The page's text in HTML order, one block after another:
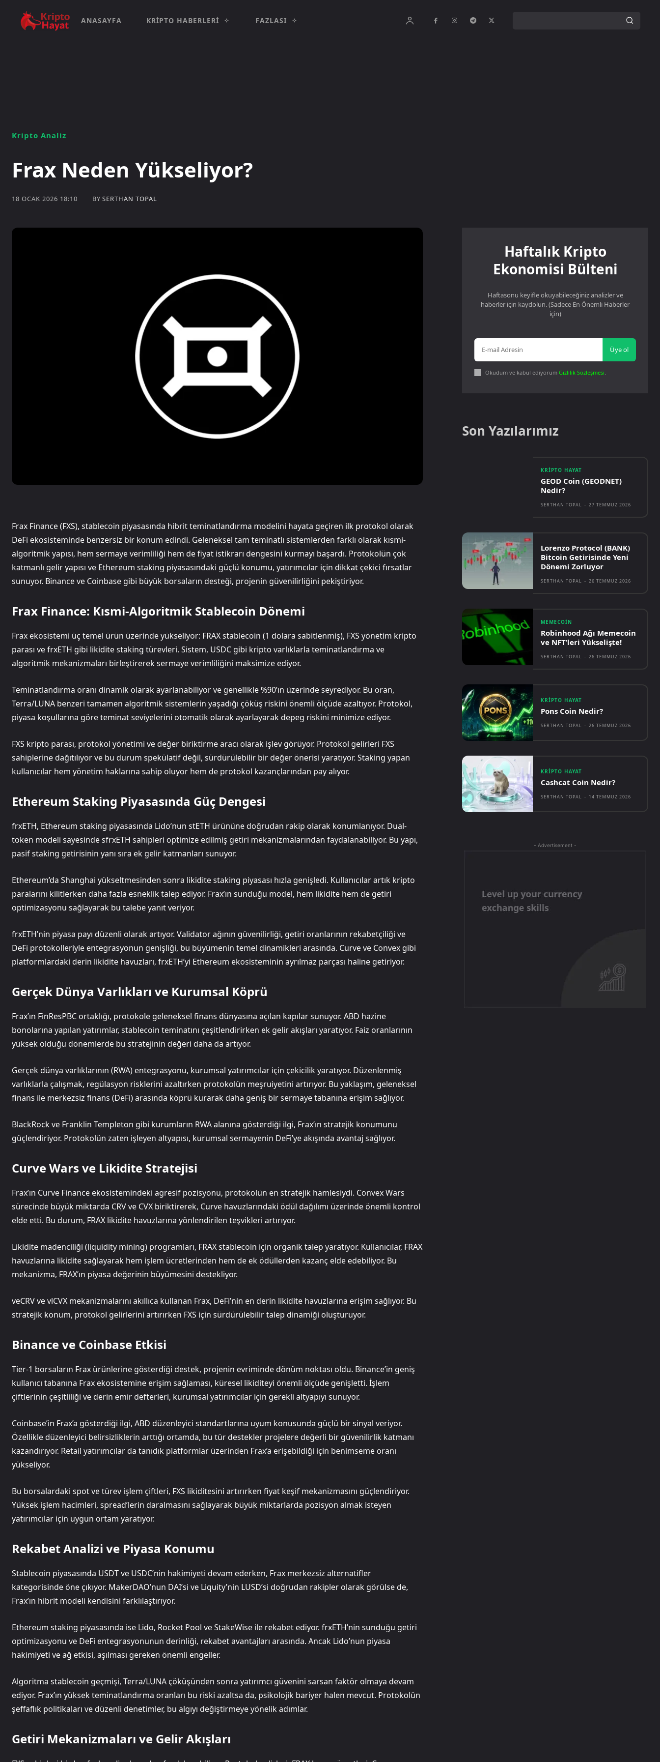
ANASAYFA KRIPTO HABERLERI FAZLASI
Kripto Analiz
Frax Neden Yükseliyor?
18 OCAK 2026 18:10 BY SERTHAN TOPAL
Frax Finance (FXS), stablecoin piyasasında hibrit teminatlandırma modelini hayata geçiren ilk protokol olarak
DeFi ekosisteminde benzersiz bir konum edindi. Geleneksel tam teminatlı sistemlerden farklı olarak kısmi-
algoritmik yapısı, hem sermaye verimliliği hem de fiyat istikrarı dengesini kurmayı başardı. Protokolün çok
katmanlı gelir yapısı ve Ethereum staking piyasasındaki güçlü konumu, yatırımcılar için dikkat çekici fırsatlar
sunuyor. Binance ve Coinbase gibi büyük borsaların desteği, projenin güvenilirliğini pekiştiriyor.
Frax Finance: Kısmi-Algoritmik Stablecoin Dönemi
Frax ekosistemi üç temel ürün üzerinde yükseliyor: FRAX stablecoin (1 dolara sabitlenmiş), FXS yönetim kripto
parası ve frxETH gibi likidite staking türevleri. Sistem, USDC gibi kripto varlıklarla teminatlandırma ve
algoritmik mekanizmaları birleştirerek sermaye verimliliğini maksimize ediyor.
Teminatlandırma oranı dinamik olarak ayarlanabiliyor ve genellikle %90’ın üzerinde seyrediyor. Bu oran,
Terra/LUNA benzeri tamamen algoritmik sistemlerin yaşadığı çöküş riskini önemli ölçüde azaltıyor. Protokol,
piyasa koşullarına göre teminat seviyelerini otomatik olarak ayarlayarak depeg riskini minimize ediyor.
FXS kripto parası, protokol yönetimi ve değer biriktirme aracı olarak işlev görüyor. Protokol gelirleri FXS
sahiplerine dağıtılıyor ve bu durum spekülatif değil, sürdürülebilir bir değer önerisi yaratıyor. Staking yapan
kullanıcılar hem yönetim haklarına sahip oluyor hem de protokol kazançlarından pay alıyor.
Ethereum Staking Piyasasında Güç Dengesi
frxETH, Ethereum staking piyasasında Lido’nun stETH ürününe doğrudan rakip olarak konumlanıyor. Dual-
token modeli sayesinde sfrxETH sahipleri optimize edilmiş getiri mekanizmalarından faydalanabiliyor. Bu yapı,
pasif staking getirisinin yanı sıra ek gelir katmanları sunuyor.
Ethereum’da Shanghai yükseltmesinden sonra likidite staking piyasası hızla genişledi. Kullanıcılar artık kripto
paralarını kilitlerken daha fazla esneklik talep ediyor. Frax’ın sunduğu model, hem likidite hem de getiri
optimizasyonu sağlayarak bu talebe yanıt veriyor.
frxETH’nin piyasa payı düzenli olarak artıyor. Validator ağının güvenilirliği, getiri oranlarının rekabetçiliği ve
DeFi protokolleriyle entegrasyonun genişliği, bu büyümenin temel dinamikleri arasında. Curve ve Convex gibi
platformlardaki derin likidite havuzları, frxETH’yi Ethereum ekosisteminin ayrılmaz parçası haline getiriyor.
Gerçek Dünya Varlıkları ve Kurumsal Köprü
Frax’ın FinResPBC ortaklığı, protokole geleneksel finans dünyasına açılan kapılar sunuyor. ABD hazine
bonolarına yapılan yatırımlar, stablecoin teminatını çeşitlendirirken ek gelir akışları yaratıyor. Faiz oranlarının
yüksek olduğu dönemlerde bu stratejinin değeri daha da artıyor.
Gerçek dünya varlıklarının (RWA) entegrasyonu, kurumsal yatırımcılar için çekicilik yaratıyor. Düzenlenmiş
varlıklarla çalışmak, regülasyon risklerini azaltırken protokolün meşruiyetini artırıyor. Bu yaklaşım, geleneksel
finans ile merkezsiz finans (DeFi) arasında köprü kurarak daha geniş bir sermaye tabanına erişim sağlıyor.
BlackRock ve Franklin Templeton gibi kurumların RWA alanına gösterdiği ilgi, Frax’ın stratejik konumunu
güçlendiriyor. Protokolün zaten işleyen altyapısı, kurumsal sermayenin DeFi’ye akışında avantaj sağlıyor.
Curve Wars ve Likidite Stratejisi
Frax’ın Curve Finance ekosistemindeki agresif pozisyonu, protokolün en stratejik hamlesiydi. Convex Wars
sürecinde büyük miktarda CRV ve CVX biriktirerek, Curve havuzlarındaki ödül dağılımı üzerinde önemli kontrol
elde etti. Bu durum, FRAX likidite havuzlarına yönlendirilen teşvikleri artırıyor.
Likidite madenciliği (liquidity mining) programları, FRAX stablecoin için organik talep yaratıyor. Kullanıcılar, FRAX
havuzlarına likidite sağlayarak hem işlem ücretlerinden hem de ek ödüllerden kazanç elde edebiliyor. Bu
mekanizma, FRAX’ın piyasa değerinin büyümesini destekliyor.
veCRV ve vlCVX mekanizmalarını akıllıca kullanan Frax, DeFi’nin en derin likidite havuzlarına erişim sağlıyor. Bu
stratejik konum, protokol gelirlerini artırırken FXS için sürdürülebilir talep dinamiği oluşturuyor.
Binance ve Coinbase Etkisi
Tier-1 borsaların Frax ürünlerine gösterdiği destek, projenin evriminde dönüm noktası oldu. Binance’in geniş
kullanıcı tabanına Frax ekosistemine erişim sağlaması, küresel likiditeyi önemli ölçüde genişletti. İşlem
çiftlerinin çeşitliliği ve derin emir defterleri, kurumsal yatırımcılar için gerekli altyapıyı sunuyor.
Coinbase’in Frax’a gösterdiği ilgi, ABD düzenleyici standartlarına uyum konusunda güçlü bir sinyal veriyor.
Özellikle düzenleyici belirsizliklerin arttığı ortamda, bu tür destekler projelere değerli bir güvenilirlik katmanı
kazandırıyor. Retail yatırımcılar da tanıdık platformlar üzerinden Frax’a erişebildiği için benimseme oranı
yükseliyor.
Bu borsalardaki spot ve türev işlem çiftleri, FXS likiditesini artırırken fiyat keşif mekanizmasını güçlendiriyor.
Yüksek işlem hacimleri, spread’lerin daralmasını sağlayarak büyük miktarlarda pozisyon almak isteyen
yatırımcılar için uygun ortam yaratıyor.
Rekabet Analizi ve Piyasa Konumu
Stablecoin piyasasında USDT ve USDC’nin hakimiyeti devam ederken, Frax merkezsiz alternatifler
kategorisinde öne çıkıyor. MakerDAO’nun DAI’si ve Liquity’nin LUSD’si doğrudan rakipler olarak görülse de,
Frax’ın hibrit modeli kendisini farklılaştırıyor.
Ethereum staking piyasasında ise Lido, Rocket Pool ve StakeWise ile rekabet ediyor. frxETH’nin sunduğu getiri
optimizasyonu ve DeFi entegrasyonunun derinliği, rekabet avantajları arasında. Ancak Lido’nun piyasa
hakimiyeti ve ağ etkisi, aşılması gereken önemli engeller.
Algoritma stablecoin geçmişi, Terra/LUNA çöküşünden sonra yatırımcı güvenini sarsan faktör olmaya devam
ediyor. Frax’ın yüksek teminatlandırma oranları bu riski azaltsa da, psikolojik bariyer halen mevcut. Protokolün
şeffaflık politikaları ve düzenli denetimler, bu algıyı değiştirmeye yönelik adımlar.
Getiri Mekanizmaları ve Gelir Akışları
Haftalık Kripto
Ekonomisi Bülteni
Haftasonu keyifle okuyabileceğiniz analizler ve
haberler için kaydolun. (Sadece En Önemli Haberler
için)
Üye ol
Okudum ve kabul ediyorumGizlilik Sözleşmesi.
Son Yazılarımız
KRIPTO HAYAT
GEOD Coin (GEODNET)
Nedir?
SERTHAN TOPAL - 27 TEMMUZ 2026
Lorenzo Protocol (BANK)
Bitcoin Getirisinde Yeni
Dönemi Zorluyor
SERTHAN TOPAL - 26 TEMMUZ 2026
MEMECOIN
Robinhood Ağı Memecoin
ve NFT’leri Yükselişte!
SERTHAN TOPAL - 26 TEMMUZ 2026
KRIPTO HAYAT
Pons Coin Nedir?
SERTHAN TOPAL - 26 TEMMUZ 2026
KRIPTO HAYAT
Cashcat Coin Nedir?
SERTHAN TOPAL - 14 TEMMUZ 2026
- Advertisement -